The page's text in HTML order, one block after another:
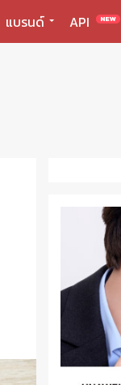
แบรนด์ API NEW